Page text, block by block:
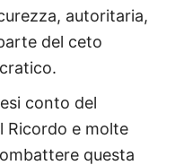
autoritaria,
del ceto
conto del
Ricordo e molte
questa